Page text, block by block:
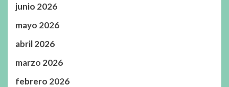
junio 2026
mayo 2026
abril 2026
marzo 2026
febrero 2026